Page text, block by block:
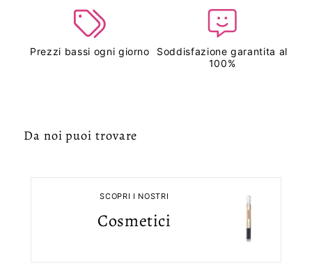
Prezzi bassi ogni giorno
Soddisfazione garantita al
100%
Da noi puoi trovare
SCOPRI I NOSTRI
Cosmetici